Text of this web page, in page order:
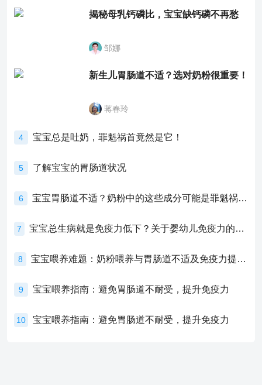
揭秘母乳钙磷比，宝宝缺钙磷不再愁
邹娜
新生儿胃肠道不适？选对奶粉很重要！
蒋春玲
4 宝宝总是吐奶，罪魁祸首竟然是它！
5 了解宝宝的胃肠道状况
6 宝宝胃肠道不适？奶粉中的这些成分可能是罪魁祸首！
7 宝宝总生病就是免疫力低下？关于婴幼儿免疫力的真相，家长必须了解！
8 宝宝喂养难题：奶粉喂养与胃肠道不适及免疫力提升的奥秘
9 宝宝喂养指南：避免胃肠道不耐受，提升免疫力
10 宝宝喂养指南：避免胃肠道不耐受，提升免疫力